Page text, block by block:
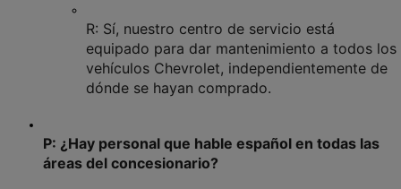
R: Sí, nuestro centro de servicio está
equipado para dar mantenimiento a todos los
vehículos Chevrolet, independientemente de
dónde se hayan comprado.
P: ¿Hay personal que hable español en todas las
áreas del concesionario?